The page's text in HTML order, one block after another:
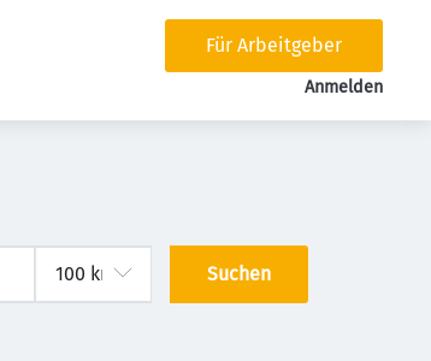
Für Arbeitgeber
Anmelden
Suchen